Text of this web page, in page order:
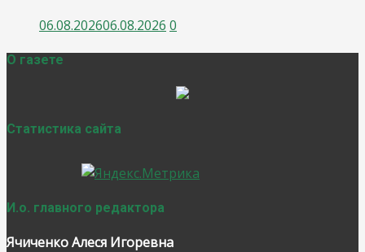
06.08.202606.08.2026 0
О газете
Статистика сайта
И.о. главного редактора
Ячиченко Алеся Игоревна